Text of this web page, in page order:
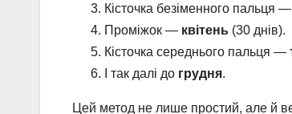
Кісточка безіменного пальця —
Проміжок — квітень (30 днів).
Кісточка середнього пальця —
І так далі до грудня.
Цей метод не лише простий, але й